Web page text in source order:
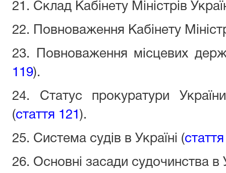
21. Склад Кабінету Міністрів
22. Повноваження Кабінету
23. Повноваження місцевих
119).
24. Статус прокуратури
(стаття 121 ).
25. Система судів в Україні (
26. Основні засади судочинства в